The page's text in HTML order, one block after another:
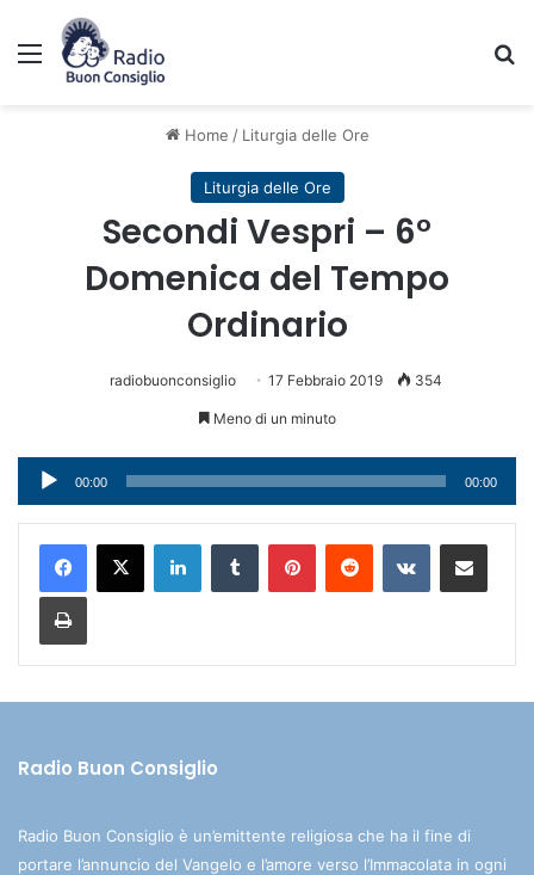
Menu
Home / Liturgia delle Ore
Liturgia delle Ore
Secondi Vespri – 6°
Domenica del Tempo
Ordinario
radiobuonconsiglio 17 Febbraio 2019 354
Meno di un minuto
Audio
Player
00:00 00:00
Radio Buon Consiglio
Radio Buon Consiglio è un’emittente religiosa che ha il fine di
portare l’annuncio del Vangelo e l’amore verso l’Immacolata in ogni